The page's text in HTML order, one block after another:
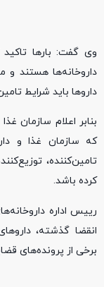
وی گفت: بارها
داروخانه‌ها هستند و
داروها باید شرایط
بنابر اعلام سازمان
که سازمان غذا و
تامین‌کننده،
کرده باشد.
رییس اداره
انقضا گذشته،
برخی از پرونده‌‎های قضایی پلتفرم‌هاست.